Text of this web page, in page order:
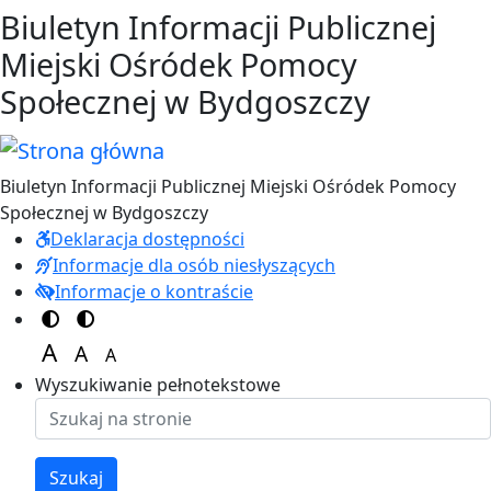
Przejdź do treści
Przejdź do menu
Biuletyn Informacji Publicznej
Miejski Ośródek Pomocy
Społecznej w Bydgoszczy
Biuletyn Informacji Publicznej Miejski Ośródek Pomocy
Społecznej w Bydgoszczy
Deklaracja dostępności
Informacje dla osób niesłyszących
Informacje o kontraście
Switch to color theme
Switch to high visibility theme
A
Set font size to 150%
A
Set font size to 125%
A
Set font size to 100%
Wyszukiwanie pełnotekstowe
Szukaj